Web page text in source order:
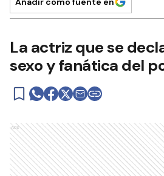
La actriz que se
sexo y fanática del
Ads